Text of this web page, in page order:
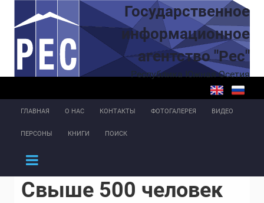
Перейти к основному содержаниюГосударственное
информационное
агентство "Рес"
Республика Южная Осетия
ГЛАВНАЯ О НАС КОНТАКТЫ ФОТОГАЛЕРЕЯ ВИДЕО
ПЕРСОНЫ КНИГИ ПОИСК
Свыше 500 человек